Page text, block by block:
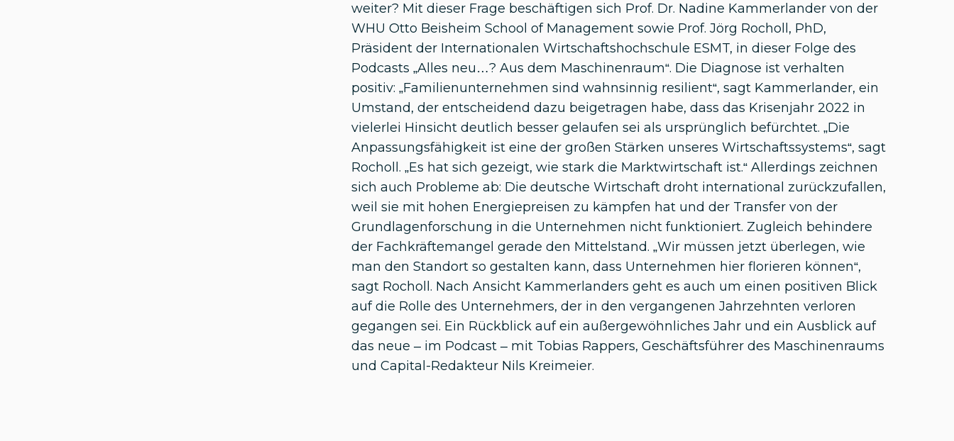
weiter? Mit dieser Frage beschäftigen sich Prof. Dr. Nadine Kammerlander von der
WHU Otto Beisheim School of Management sowie Prof. Jörg Rocholl, PhD,
Präsident der Internationalen Wirtschaftshochschule ESMT, in dieser Folge des
Podcasts „Alles neu…? Aus dem Maschinenraum“. Die Diagnose ist verhalten
positiv: „Familienunternehmen sind wahnsinnig resilient“, sagt Kammerlander, ein
Umstand, der entscheidend dazu beigetragen habe, dass das Krisenjahr 2022 in
vielerlei Hinsicht deutlich besser gelaufen sei als ursprünglich befürchtet. „Die
Anpassungsfähigkeit ist eine der großen Stärken unseres Wirtschaftssystems“, sagt
Rocholl. „Es hat sich gezeigt, wie stark die Marktwirtschaft ist.“ Allerdings zeichnen
sich auch Probleme ab: Die deutsche Wirtschaft droht international zurückzufallen,
weil sie mit hohen Energiepreisen zu kämpfen hat und der Transfer von der
Grundlagenforschung in die Unternehmen nicht funktioniert. Zugleich behindere
der Fachkräftemangel gerade den Mittelstand. „Wir müssen jetzt überlegen, wie
man den Standort so gestalten kann, dass Unternehmen hier florieren können“,
sagt Rocholl. Nach Ansicht Kammerlanders geht es auch um einen positiven Blick
auf die Rolle des Unternehmers, der in den vergangenen Jahrzehnten verloren
gegangen sei. Ein Rückblick auf ein außergewöhnliches Jahr und ein Ausblick auf
das neue – im Podcast – mit Tobias Rappers, Geschäftsführer des Maschinenraums
und Capital-Redakteur Nils Kreimeier.